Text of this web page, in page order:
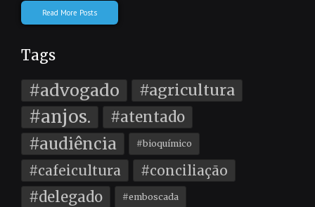
Read More Posts
Tags
#advogado #agricultura
#anjos. #atentado
#audiência #bioquímico
#cafeicultura #conciliação
#delegado #emboscada